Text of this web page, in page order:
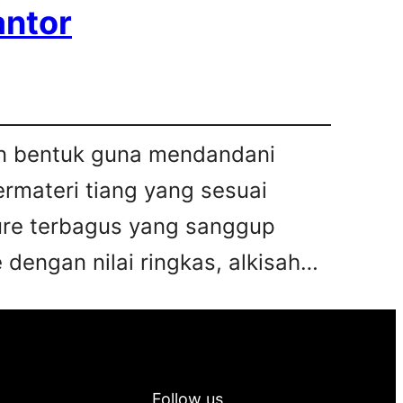
bentuk guna mendandani
tiang yang sesuai
terbagus yang sanggup
nilai ringkas, alkisah…
Follow us